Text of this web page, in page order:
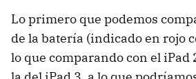
Lo primero que podemos
de la batería (indicado en rojo
lo que comparando con el iPad